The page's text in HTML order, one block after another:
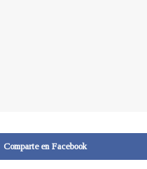
Comparte en Facebook